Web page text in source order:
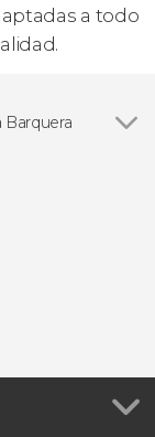
a todo
Barquera